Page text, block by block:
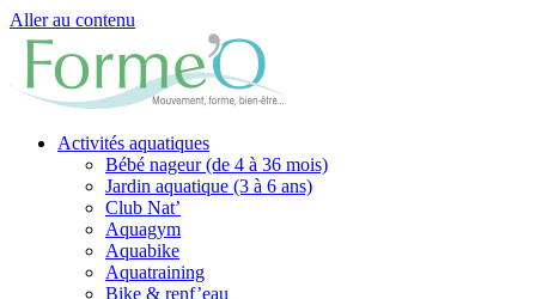
Aller au contenu
Activités aquatiques
Bébé nageur (de 4 à 36 mois)
Jardin aquatique (3 à 6 ans)
Club Nat’
Aquagym
Aquabike
Aquatraining
Bike & renf’eau